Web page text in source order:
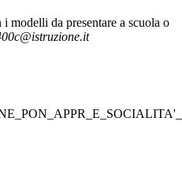
modelli da presentare a scuola o